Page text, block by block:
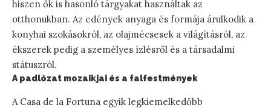
hiszen ők is hasonló tárgyakat használtak az
otthonukban. Az edények anyaga és formája árulkodik a
konyhai szokásokról, az olajmécsesek a világításról, az
ékszerek pedig a személyes ízlésről és a társadalmi
státuszról.
A padlózat mozaikjai és a falfestmények
A Casa de la Fortuna egyik legkiemelkedőbb